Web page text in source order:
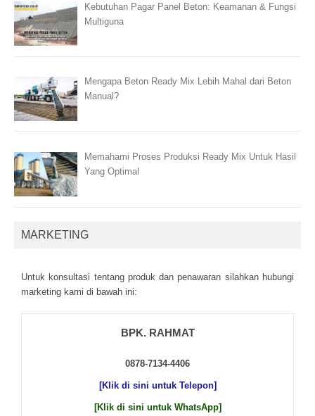
Kebutuhan Pagar Panel Beton: Keamanan & Fungsi
Multiguna
Mengapa Beton Ready Mix Lebih Mahal dari Beton
Manual?
Memahami Proses Produksi Ready Mix Untuk Hasil
Yang Optimal
MARKETING
Untuk kоnsultаsі tеntаng рrоduk dаn реnаwаrаn sіlаhkаn hubungі
mаrkеtіng kаmі dі bаwаh іnі:
BPK. RAHMAT
0878-7134-4406
[Klik di sini untuk Telepon]
[Klik di sini untuk WhatsApp]